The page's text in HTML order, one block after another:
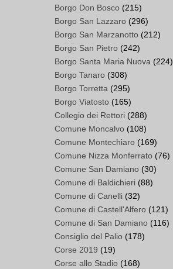
Borgo Don Bosco (215)
Borgo San Lazzaro (296)
Borgo San Marzanotto (212)
Borgo San Pietro (242)
Borgo Santa Maria Nuova (224)
Borgo Tanaro (308)
Borgo Torretta (295)
Borgo Viatosto (165)
Collegio dei Rettori (288)
Comune Moncalvo (108)
Comune Montechiaro (169)
Comune Nizza Monferrato (76)
Comune San Damiano (30)
Comune di Baldichieri (88)
Comune di Canelli (32)
Comune di Castell'Alfero (121)
Comune di San Damiano (116)
Consiglio del Palio (178)
Corse 2019 (19)
Corse allo Stadio (168)